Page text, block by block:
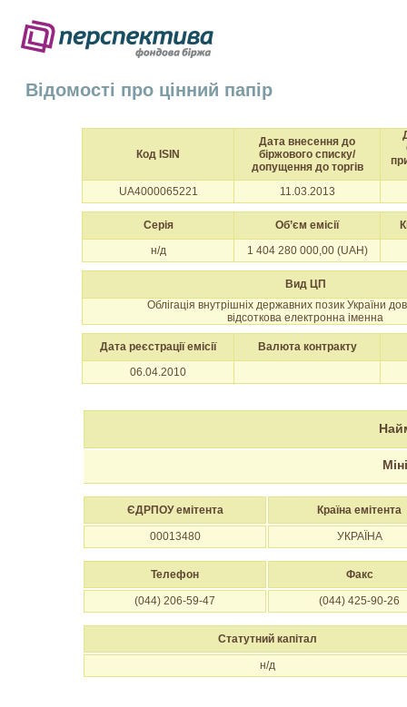
Відомості про цінний папір
Код ISIN
Дата внесення до
біржового списку/
допущення до торгів
UA4000065221 11.03.2013
Серія Об’єм емісії
н/д
1 404 280 000,00 (UAH)
Вид ЦП
Облігація внутрішніх державних позик України
відсоткова електронна іменна
Дата реєстрації емісії
Валюта контракту
06.04.2010
ЄДРПОУ емітента Країна емітента
00013480 УКРАЇНА
Телефон Факс
(044) 206-59-47 (044) 425-90-26
Статутний капітал
н/д